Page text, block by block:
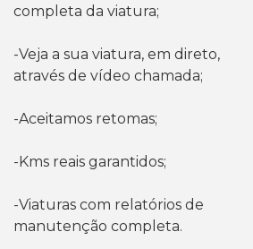
completa da viatura;
-Veja a sua viatura, em direto,
através de vídeo chamada;
-Aceitamos retomas;
-Kms reais garantidos;
-Viaturas com relatórios de
manutenção completa.